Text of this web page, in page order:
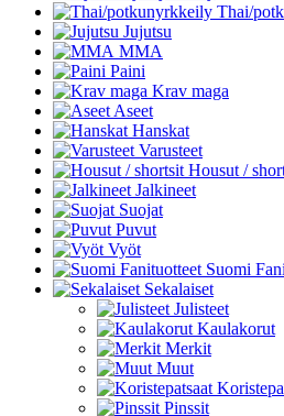
Thai/
Jujutsu
MMA
Paini
Krav maga
Aseet
Hanskat
Varusteet
Housut /
Jalkineet
Suojat
Puvut
Vyöt
Suomi
Sekalaiset
Julisteet
Kaulakorut
Merkit
Muut
Pinssit